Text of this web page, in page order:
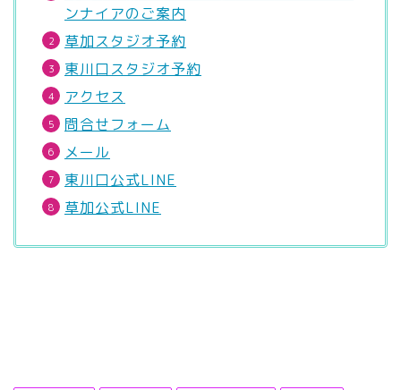
ンナイアのご案内
草加スタジオ予約
東川口スタジオ予約
アクセス
問合せフォーム
メール
東川口公式LINE
草加公式LINE